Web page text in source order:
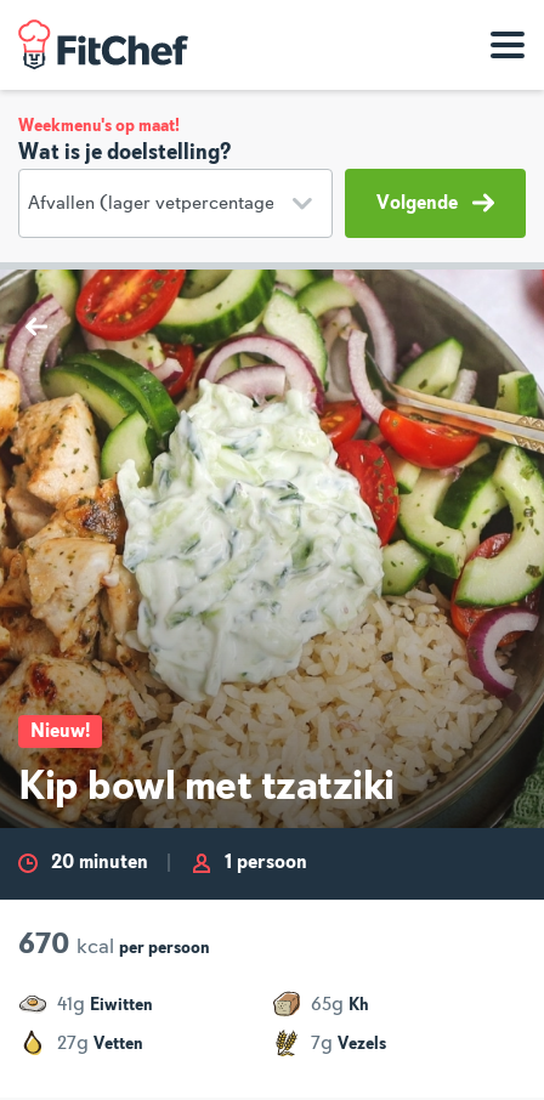
Weekmenu's op maat!
Wat is je doelstelling?
Volgende
Nieuw!
Kip bowl met tzatziki
20 minuten 1 persoon
670 kcal per persoon
41g Eiwitten 65g Kh
27g Vetten 7g Vezels